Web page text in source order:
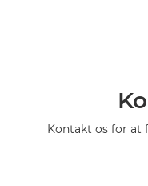
Kontakt os for at